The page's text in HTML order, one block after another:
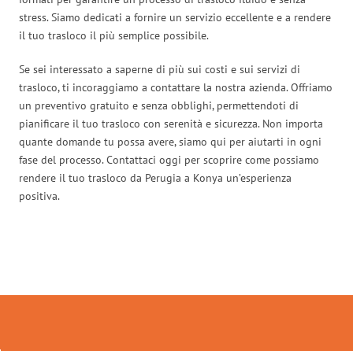
stress. Siamo dedicati a fornire un servizio eccellente e a rendere
il tuo trasloco il più semplice possibile.
Se sei interessato a saperne di più sui costi e sui servizi di
trasloco, ti incoraggiamo a contattare la nostra azienda. Offriamo
un preventivo gratuito e senza obblighi, permettendoti di
pianificare il tuo trasloco con serenità e sicurezza. Non importa
quante domande tu possa avere, siamo qui per aiutarti in ogni
fase del processo. Contattaci oggi per scoprire come possiamo
rendere il tuo trasloco da Perugia a Konya un’esperienza
positiva.